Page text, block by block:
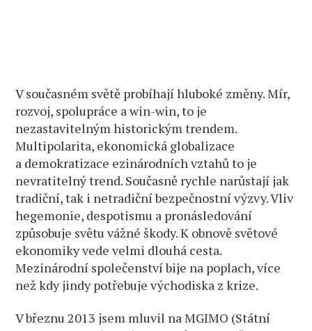
V současném světě probíhají hluboké změny. Mír,
rozvoj, spolupráce a win-win, to je
nezastavitelným historickým trendem.
Multipolarita, ekonomická globalizace
a demokratizace ezinárodních vztahů to je
nevratitelný trend. Současně rychle narůstají jak
tradiční, tak i netradiční bezpečnostní výzvy. Vliv
hegemonie, despotismu a pronásledování
způsobuje světu vážné škody. K obnově světové
ekonomiky vede velmi dlouhá cesta.
Mezinárodní společenství bije na poplach, více
než kdy jindy potřebuje východiska z krize.
V březnu 2013 jsem mluvil na MGIMO (Státní